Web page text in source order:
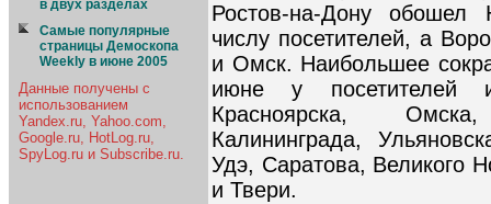
в двух разделах
Самые популярные
страницы Демоскопа
Weekly в июне 2005
Данные получены с
использованием
Yandex.ru, Yahoo.com,
Google.ru, HotLog.ru,
SpyLog.ru и Subscribe.ru.
Ростов-на-Дону обошел
числу посетителей, а
и Омск. Наибольшее
июне у посетителей
Красноярска,
Калининграда,
Удэ, Саратова, Великого
и Твери.